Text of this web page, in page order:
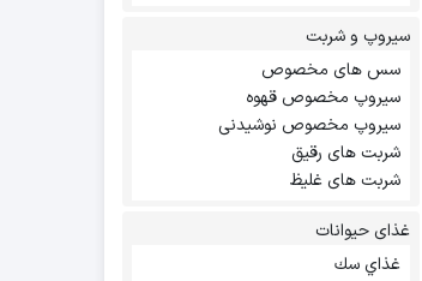
سیروپ و شربت
سس های مخصوص
سیروپ مخصوص قهوه
سیروپ مخصوص نوشیدنی
شربت های رقیق
شربت های غلیظ
غذای حیوانات
غذاي سك